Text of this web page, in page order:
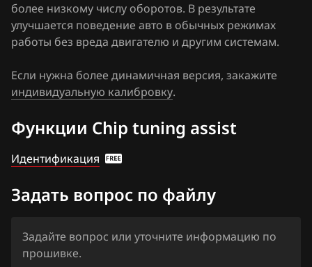
Haval
Hawtai
Hongqi
Infiniti
Iran Khodro
Isuzu
более низкому числу оборотов. В результате
улучшается поведение авто в обычных режимах
работы без вреда двигателю и другим системам.
Если нужна более динамичная версия, закажите
индивидуальную калибровку.
Функции Chip tuning assist
Идентификация
Задать вопрос по файлу
Задайте вопрос или уточните информацию по
прошивке.